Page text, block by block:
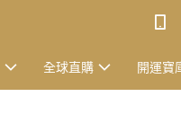
全球直購 開運寶